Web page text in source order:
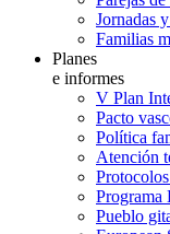
Jornadas
Familias
Planes
e informes
V Plan
Pacto
Política
Atención
Programa
Pueblo